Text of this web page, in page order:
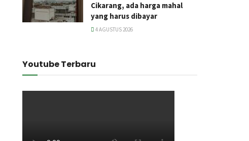
Cikarang, ada harga mahal
yang harus dibayar
4 AGUSTUS 2026
Youtube Terbaru